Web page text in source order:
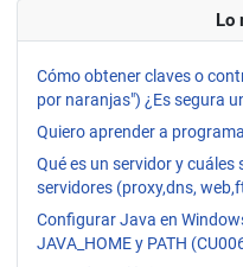
Lo
Cómo obtener claves o
por naranjas") ¿Es segura
Quiero aprender a
Qué es un servidor y
servidores (proxy,dns,
Configurar Java en
JAVA_HOME y PATH